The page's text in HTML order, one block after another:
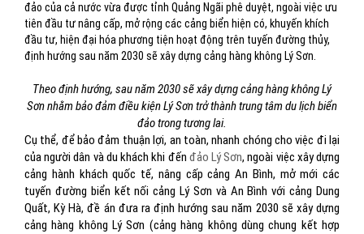
đảo của cả nước vừa được tỉnh Quảng Ngãi phê duyệt, ngoài việc ưu
tiên đầu tư nâng cấp, mở rộng các cảng biển hiện có, khuyến khích
đầu tư, hiện đại hóa phương tiện hoạt động trên tuyến đường thủy,
định hướng sau năm 2030 sẽ xây dựng cảng hàng không Lý Sơn.
Theo định hướng, sau năm 2030 sẽ xây dựng cảng hàng không Lý
Sơn nhằm bảo đảm điều kiện Lý Sơn trở thành trung tâm du lịch biển
đảo trong tương lai.
Cụ thể, để bảo đảm thuận lợi, an toàn, nhanh chóng cho việc đi lại
của người dân và du khách khi đến đảo Lý Sơn, ngoài việc xây dựng
cảng hành khách quốc tế, nâng cấp cảng An Bình, mở mới các
tuyến đường biển kết nối cảng Lý Sơn và An Bình với cảng Dung
Quất, Kỳ Hà, đề án đưa ra định hướng sau năm 2030 sẽ xây dựng
cảng hàng không Lý Sơn (cảng hàng không dùng chung kết hợp